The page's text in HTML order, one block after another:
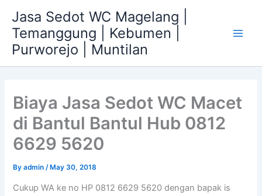
content
Jasa Sedot WC Magelang |
Temanggung | Kebumen |
Purworejo | Muntilan
Biaya Jasa Sedot WC Macet
di Bantul Bantul Hub 0812
6629 5620
Byadmin/ May 30, 2018
Cukup WA ke no HP 0812 6629 5620 dengan bapak is